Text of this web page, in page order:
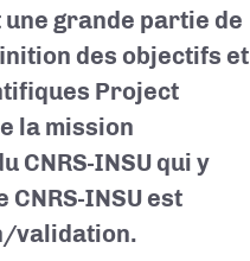
grande partie de
des objectifs et
Project
la mission
INSU qui y
INSU est
validation.